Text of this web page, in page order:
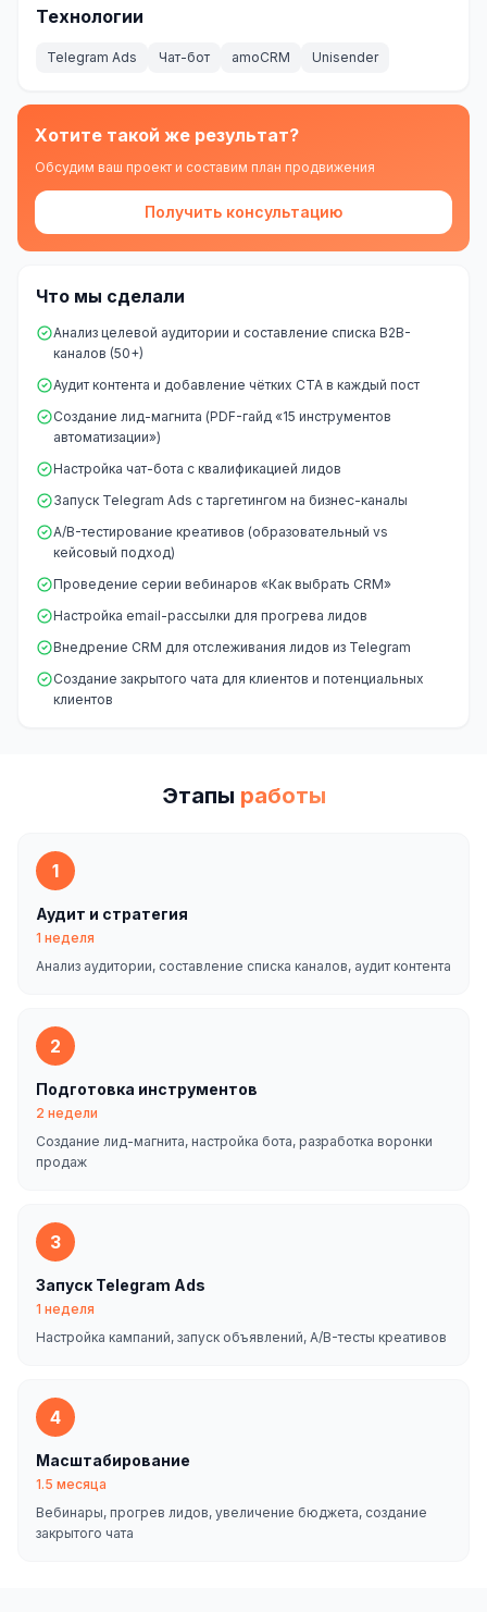
Технологии
Telegram Ads Чат-бот amoCRM Unisender
Хотите такой же результат?
Обсудим ваш проект и составим план продвижения
Получить консультацию
Что мы сделали
Анализ целевой аудитории и составление списка B2B-
каналов (50+)
Аудит контента и добавление чётких CTA в каждый пост
Создание лид-магнита (PDF-гайд «15 инструментов
автоматизации»)
Настройка чат-бота с квалификацией лидов
Запуск Telegram Ads с таргетингом на бизнес-каналы
A/B-тестирование креативов (образовательный vs
кейсовый подход)
Проведение серии вебинаров «Как выбрать CRM»
Настройка email-рассылки для прогрева лидов
Внедрение CRM для отслеживания лидов из Telegram
Создание закрытого чата для клиентов и потенциальных
клиентов
Этапы работы
1
Аудит и стратегия
1 неделя
Анализ аудитории, составление списка каналов, аудит контента
2
Подготовка инструментов
2 недели
Создание лид-магнита, настройка бота, разработка воронки
продаж
3
Запуск Telegram Ads
1 неделя
Настройка кампаний, запуск объявлений, A/B-тесты креативов
4
Масштабирование
1.5 месяца
Вебинары, прогрев лидов, увеличение бюджета, создание
закрытого чата